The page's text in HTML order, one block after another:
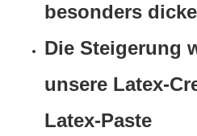
besonders
Die Steigerung
unsere Latex-
Latex-Paste